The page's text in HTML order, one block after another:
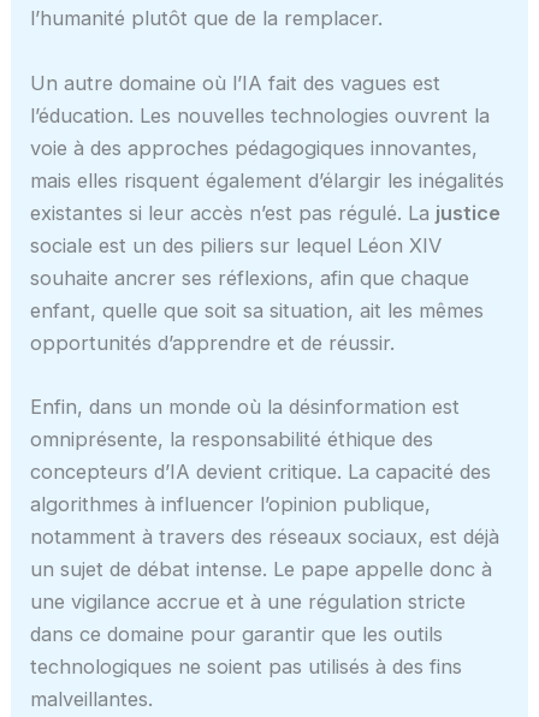
l’humanité plutôt que de la remplacer.
Un autre domaine où l’IA fait des vagues est
l’éducation. Les nouvelles technologies ouvrent la
voie à des approches pédagogiques innovantes,
mais elles risquent également d’élargir les inégalités
existantes si leur accès n’est pas régulé. La justice
sociale est un des piliers sur lequel Léon XIV
souhaite ancrer ses réflexions, afin que chaque
enfant, quelle que soit sa situation, ait les mêmes
opportunités d’apprendre et de réussir.
Enfin, dans un monde où la désinformation est
omniprésente, la responsabilité éthique des
concepteurs d’IA devient critique. La capacité des
algorithmes à influencer l’opinion publique,
notamment à travers des réseaux sociaux, est déjà
un sujet de débat intense. Le pape appelle donc à
une vigilance accrue et à une régulation stricte
dans ce domaine pour garantir que les outils
technologiques ne soient pas utilisés à des fins
malveillantes.